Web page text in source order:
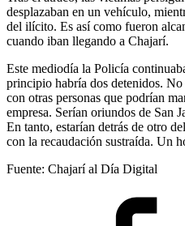
desplazaban en un vehículo,
del ilícito. Es así como fueron
cuando iban llegando a Chajarí.
Este mediodía la Policía
principio habría dos detenidos.
con otras personas que podrían
empresa. Serían oriundos de San
En tanto, estarían detrás de otro
con la recaudación sustraída. Un
Fuente: Chajarí al Día Digital